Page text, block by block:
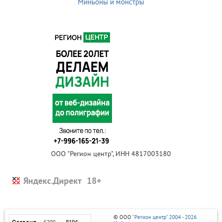
ООО "Регион центр", ИНН 4817003180
Яндекс.Директ
© ООО "Регион центр" 2004 - 2026